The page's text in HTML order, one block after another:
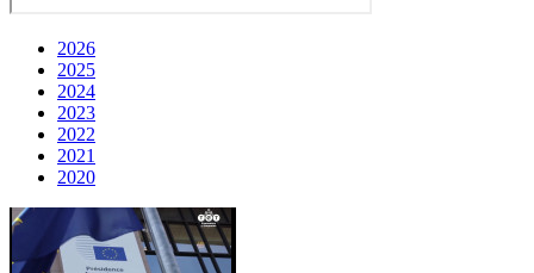
2026
2025
2024
2023
2022
2021
2020